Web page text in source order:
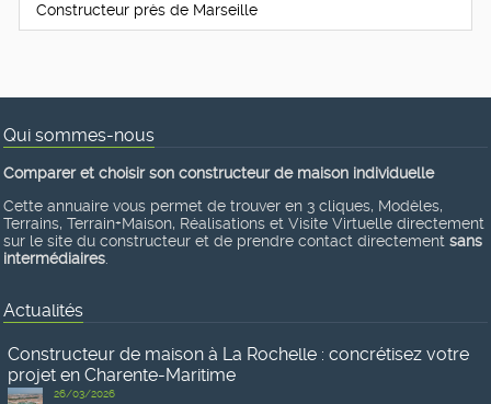
Constructeur près de Marseille
Qui sommes-nous
Comparer et choisir son constructeur de maison individuelle
Cette annuaire vous permet de trouver en 3 cliques, Modèles,
Terrains, Terrain+Maison, Réalisations et Visite Virtuelle directement
sur le site du constructeur et de prendre contact directement sans
intermédiaires
Actualités
Constructeur de maison à La Rochelle : concrétisez votre
projet en Charente-Maritime
26/03/2026